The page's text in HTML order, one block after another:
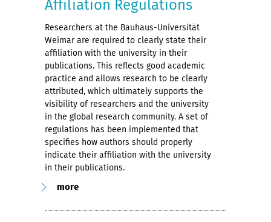
Affiliation Regulations
Researchers at the Bauhaus-Universität
Weimar are required to clearly state their
affiliation with the university in their
publications. This reflects good academic
practice and allows research to be clearly
attributed, which ultimately supports the
visibility of researchers and the university
in the global research community. A set of
regulations has been implemented that
specifies how authors should properly
indicate their affiliation with the university
in their publications.
more